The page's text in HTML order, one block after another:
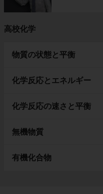
高校化学
物質の状態と平衡
化学反応とエネルギー
化学反応の速さと平衡
無機物質
有機化合物